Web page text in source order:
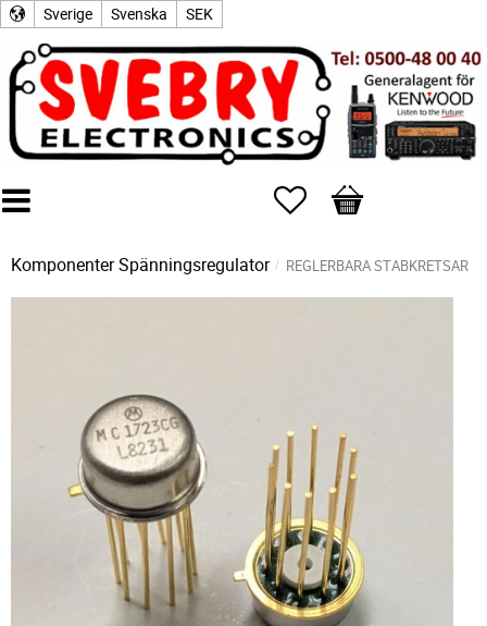
Sverige Svenska SEK
Favoriter
Kundvagn
KomponenterSpänningsregulator REGLERBARA STABKRETSAR